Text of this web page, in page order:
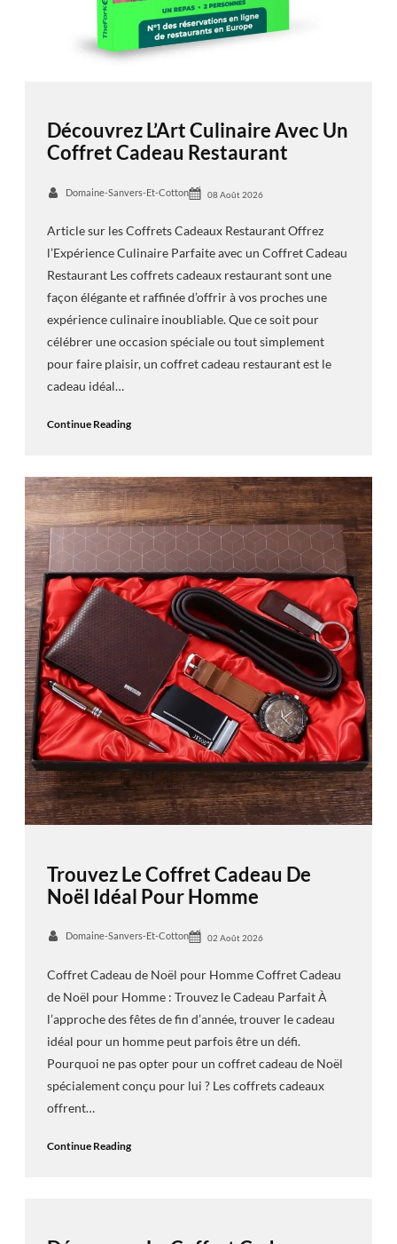
Découvrez L’Art Culinaire Avec Un
Coffret Cadeau Restaurant
Domaine-Sanvers-Et-Cotton 08 Août 2026
Article sur les Coffrets Cadeaux Restaurant Offrez
l’Expérience Culinaire Parfaite avec un Coffret Cadeau
Restaurant Les coffrets cadeaux restaurant sont une
façon élégante et raffinée d’offrir à vos proches une
expérience culinaire inoubliable. Que ce soit pour
célébrer une occasion spéciale ou tout simplement
pour faire plaisir, un coffret cadeau restaurant est le
cadeau idéal…
Continue Reading
Trouvez Le Coffret Cadeau De
Noël Idéal Pour Homme
Domaine-Sanvers-Et-Cotton 02 Août 2026
Coffret Cadeau de Noël pour Homme Coffret Cadeau
de Noël pour Homme : Trouvez le Cadeau Parfait À
l’approche des fêtes de fin d’année, trouver le cadeau
idéal pour un homme peut parfois être un défi.
Pourquoi ne pas opter pour un coffret cadeau de Noël
spécialement conçu pour lui ? Les coffrets cadeaux
offrent…
Continue Reading